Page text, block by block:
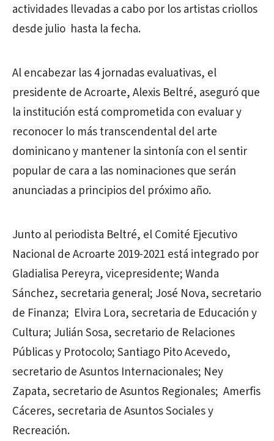
actividades llevadas a cabo por los artistas criollos
desde julio hasta la fecha.
Al encabezar las 4 jornadas evaluativas, el
presidente de Acroarte, Alexis Beltré, aseguró que
la institución está comprometida con evaluar y
reconocer lo más transcendental del arte
dominicano y mantener la sintonía con el sentir
popular de cara a las nominaciones que serán
anunciadas a principios del próximo año.
Junto al periodista Beltré, el Comité Ejecutivo
Nacional de Acroarte 2019-2021 está integrado por
Gladialisa Pereyra, vicepresidente; Wanda
Sánchez, secretaria general; José Nova, secretario
de Finanza; Elvira Lora, secretaria de Educación y
Cultura; Julián Sosa, secretario de Relaciones
Públicas y Protocolo; Santiago Pito Acevedo,
secretario de Asuntos Internacionales; Ney
Zapata, secretario de Asuntos Regionales; Amerfis
Cáceres, secretaria de Asuntos Sociales y
Recreación.